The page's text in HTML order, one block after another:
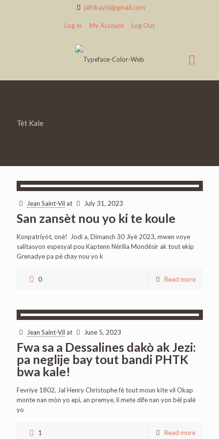
jafrikayiti@gmail.com
Log In My Account Log Out
Tèt Kale
Jean Saint-Vil at July 31, 2023
San zansèt nou yo ki te koule
Konpatriyòt, onè! Jodi a, Dimanch 30 Jiyè 2023, mwen voye
salitasyon espesyal pou Kaptenn Nérilia Mondésir ak tout ekip
Grenadye pa pè chay nou yo k
0 Read more
Jean Saint-Vil at June 5, 2023
Fwa sa a Dessalines dakò ak Jezi:
pa neglije bay tout bandi PHTK
bwa kale!
Fevriye 1802, Jal Henry Christophe fè tout moun kite vil Okap
monte nan mòn yo epi, an premye, li mete dife nan yon bèl palè
yo
1 Read more